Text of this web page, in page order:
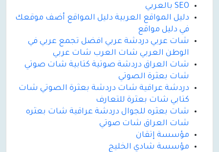
SEO بالعربي
دليل المواقع العربية دليل المواقع أضف موقعك
في دليل مواقع
شات عربي دردشة عربي افضل تجمع عربي في
الوطن العربي شات العرب شات عربي
شات العراق دردشة صوتية كتابية شات صوتي
شات بعثرة الصوتي
دردشة عراقية شات دردشة بعثرة الصوتي شات
كتابي شات بعثرة للتعارف
شات بعثره للجوال دردشة عراقية شات بعثره
شات العراق شات صوتي
مؤسسة إتقان
مؤسسة شادي الخليج